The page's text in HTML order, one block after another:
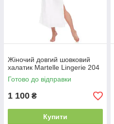
Жіночий довгий шовковий
халатик Martelle Lingerie 204
Готово до відправки
1 100 ₴
Купити